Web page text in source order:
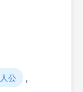
公 ,